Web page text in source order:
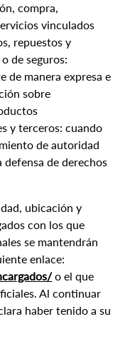
compra,
vinculados
repuestos y
de seguros:
de manera expresa e
sobre
y terceros: cuando
de autoridad
defensa de derechos
ubicación y
con los que
se mantendrán
enlace:
o el que
Al continuar
haber tenido a su